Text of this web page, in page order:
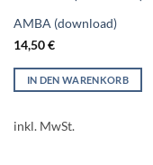
AMBA (download)
14,50€
IN DEN WARENKORB
inkl. MwSt.